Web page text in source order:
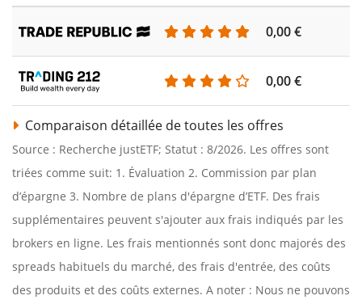
0,00 €
0,00 €
Comparaison détaillée de toutes les offres
Source : Recherche justETF; Statut : 8/2026. Les offres sont
triées comme suit: 1. Évaluation 2. Commission par plan
d’épargne 3. Nombre de plans d'épargne d’ETF. Des frais
supplémentaires peuvent s'ajouter aux frais indiqués par les
brokers en ligne. Les frais mentionnés sont donc majorés des
spreads habituels du marché, des frais d'entrée, des coûts
des produits et des coûts externes. A noter : Nous ne pouvons